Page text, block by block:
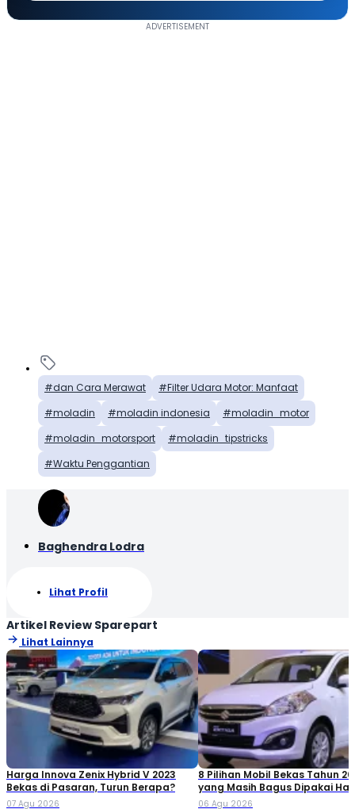
dan Cara Merawat
Filter Udara Motor: Manfaat
moladin
moladin indonesia
moladin_motor
moladin_motorsport
moladin_tipstricks
Waktu Penggantian
Baghendra Lodra
Lihat Profil
Artikel Review Sparepart
Lihat Lainnya
Harga Innova Zenix Hybrid V 2023
Bekas di Pasaran, Turun Berapa?
07 Agu 2026
8 Pilihan Mobil Bekas Tahun
yang Masih Bagus Dipakai
2026
06 Agu 2026